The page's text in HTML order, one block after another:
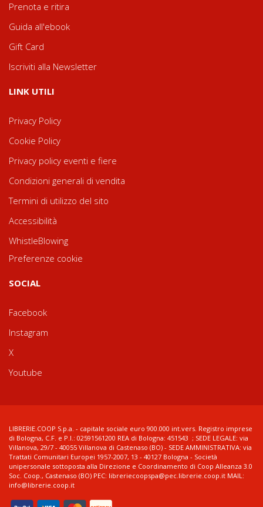
Prenota e ritira
Guida all'ebook
Gift Card
Iscriviti alla Newsletter
LINK UTILI
Privacy Policy
Cookie Policy
Privacy policy eventi e fiere
Condizioni generali di vendita
Termini di utilizzo del sito
Accessibilità
WhistleBlowing
Preferenze cookie
SOCIAL
Facebook
Instagram
X
Youtube
LIBRERIE.COOP S.p.a. - capitale sociale euro 900.000 int.vers. Registro imprese
di Bologna, C.F. e P.I.: 02591561200 REA di Bologna: 451543 ; SEDE LEGALE: via
Villanova, 29/7 - 40055 Villanova di Castenaso (BO) - SEDE AMMINISTRATIVA: via
Trattati Comunitari Europei 1957-2007, 13 - 40127 Bologna - Società
unipersonale sottoposta alla Direzione e Coordinamento di Coop Alleanza 3.0
Soc. Coop., Castenaso (BO) PEC: libreriecoopspa@pec.librerie.coop.it MAIL:
info@librerie.coop.it